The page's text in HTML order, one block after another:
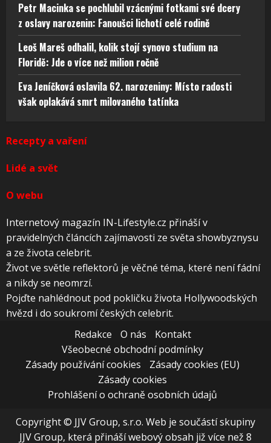
Petr Macinka se pochlubil vzácnými fotkami své dcery
z oslavy narozenin: Fanoušci lichotí celé rodině
Leoš Mareš odhalil, kolik stojí synovo studium na
Floridě: Jde o více než milion ročně
Eva Jeníčková oslavila 62. narozeniny: Místo radosti
však oplakává smrt milovaného tatínka
Recepty a vaření
Lidé a svět
O webu
Internetový magazín IN-Lifestyle.cz přináší v
pravidelných článcích zajímavosti ze světa showbyznysu
a ze života celebrit.
Život ve světle reflektorů je věčné téma, které není fádní
a nikdy se neomrzí.
Pojďte nahlédnout pod pokličku života Hollywoodských
hvězd i do soukromí českých celebrit.
Redakce
O nás
Kontakt
Všeobecné obchodní podmínky
Zásady používání cookies
Zásady cookies (EU)
Zásady cookies
Prohlášení o ochraně osobních údajů
Copyright © JJV Group, s.r.o. Web je součástí skupiny
JJV Group, která přináší webový obsah již více než 8